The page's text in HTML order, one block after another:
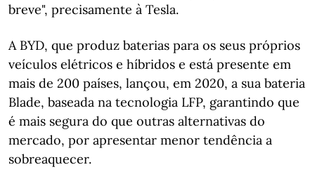
breve", precisamente à Tesla.
A BYD, que produz baterias para os seus próprios
veículos elétricos e híbridos e está presente em
mais de 200 países, lançou, em 2020, a sua bateria
Blade, baseada na tecnologia LFP, garantindo que
é mais segura do que outras alternativas do
mercado, por apresentar menor tendência a
sobreaquecer.